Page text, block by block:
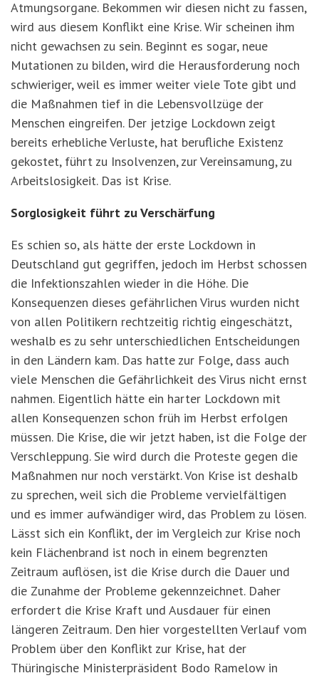
Atmungsorgane. Bekommen wir diesen nicht zu fassen,
wird aus diesem Konflikt eine Krise. Wir scheinen ihm
nicht gewachsen zu sein. Beginnt es sogar, neue
Mutationen zu bilden, wird die Herausforderung noch
schwieriger, weil es immer weiter viele Tote gibt und
die Maßnahmen tief in die Lebensvollzüge der
Menschen eingreifen. Der jetzige Lockdown zeigt
bereits erhebliche Verluste, hat berufliche Existenz
gekostet, führt zu Insolvenzen, zur Vereinsamung, zu
Arbeitslosigkeit. Das ist Krise.
Sorglosigkeit führt zu Verschärfung
Es schien so, als hätte der erste Lockdown in
Deutschland gut gegriffen, jedoch im Herbst schossen
die Infektionszahlen wieder in die Höhe. Die
Konsequenzen dieses gefährlichen Virus wurden nicht
von allen Politikern rechtzeitig richtig eingeschätzt,
weshalb es zu sehr unterschiedlichen Entscheidungen
in den Ländern kam. Das hatte zur Folge, dass auch
viele Menschen die Gefährlichkeit des Virus nicht ernst
nahmen. Eigentlich hätte ein harter Lockdown mit
allen Konsequenzen schon früh im Herbst erfolgen
müssen. Die Krise, die wir jetzt haben, ist die Folge der
Verschleppung. Sie wird durch die Proteste gegen die
Maßnahmen nur noch verstärkt. Von Krise ist deshalb
zu sprechen, weil sich die Probleme vervielfältigen
und es immer aufwändiger wird, das Problem zu lösen.
Lässt sich ein Konflikt, der im Vergleich zur Krise noch
kein Flächenbrand ist noch in einem begrenzten
Zeitraum auflösen, ist die Krise durch die Dauer und
die Zunahme der Probleme gekennzeichnet. Daher
erfordert die Krise Kraft und Ausdauer für einen
längeren Zeitraum. Den hier vorgestellten Verlauf vom
Problem über den Konflikt zur Krise, hat der
Thüringische Ministerpräsident Bodo Ramelow in